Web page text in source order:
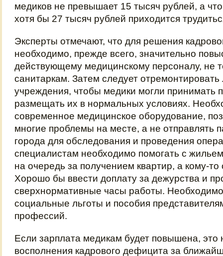
медиков не превышает 15 тысяч рублей, а
хотя бы 27 тысяч рублей приходится
Эксперты отмечают, что для решения
необходимо, прежде всего, значительно
действующему медицинскому персоналу, не
санитаркам. Затем следует
учреждения, чтобы медики могли принимать
размещать их в нормальных условиях.
современное медицинское оборудование,
многие проблемы на месте, а не отправлять
города для обследования и проведения
специалистам необходимо помогать с
на очередь за получением квартир, а кому-то
Хорошо бы ввести доплату за дежурства и
сверхнормативные часы работы.
социальные льготы и пособия
профессий.
Если зарплата медикам будет повышена, это
восполнения кадрового дефицита за